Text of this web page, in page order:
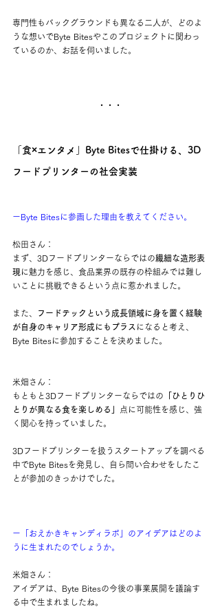
専門性もバックグラウンドも異なる二人が、どのよ
うな想いでByte Bitesやこのプロジェクトに関わっ
ているのか、お話を伺いました。
・・・
「食×エンタメ」Byte Bitesで仕掛ける、3D
フードプリンターの社会実装
ーByte Bitesに参画した理由を教えてください。
松田さん：
まず、3Dフードプリンターならではの繊細な造形表
現 に魅力を感じ、食品業界の既存の枠組みでは難し
いことに挑戦できるという点に惹かれました。
また、
フードテックという成長領域に身を置く経験
が自身のキャリア形成にもプラス になると考え、
Byte Bitesに参加することを決めました。
米畑さん：
もともと3Dフードプリンターならではの 「ひとりひ
とりが異なる食を楽しめる」
点に可能性を感じ、強
く関心を持っていました。
3Dフードプリンターを扱うスタートアップを調べる
中でByte Bitesを発見し、自ら問い合わせをしたこ
とが参加のきっかけでした。
ー「おえかきキャンディラボ」のアイデアはどのよ
うに生まれたのでしょうか。
米畑さん：
アイデアは、Byte Bitesの今後の事業展開を議論す
る中で生まれましたね。